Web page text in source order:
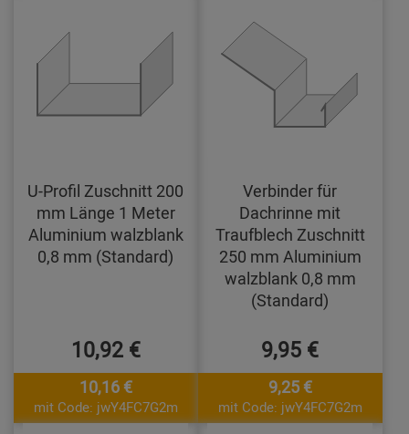
U-Profil Zuschnitt 200
mm Länge 1 Meter
Aluminium walzblank
0,8 mm (Standard)
10,92 €
10,16 €
mit Code: jwY4FC7G2m
Verbinder für
Dachrinne mit
Traufblech Zuschnitt
250 mm Aluminium
walzblank 0,8 mm
(Standard)
9,95 €
9,25 €
mit Code: jwY4FC7G2m